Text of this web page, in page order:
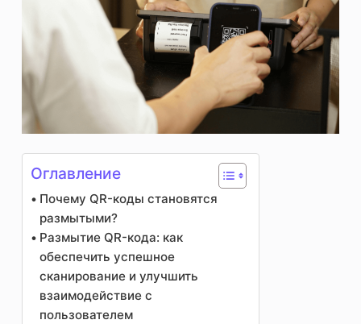
Оглавление
Почему QR-коды становятся
размытыми?
Размытие QR-кода: как
обеспечить успешное
сканирование и улучшить
взаимодействие с
пользователем